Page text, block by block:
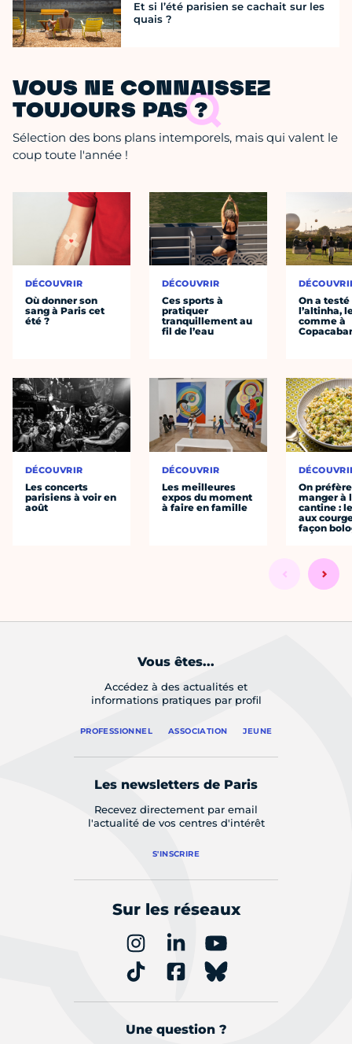
Et si l’été parisien se cachait sur les
quais ?
VOUS NE CONNAISSEZ
TOUJOURS PAS ?
Sélection des bons plans intemporels, mais qui valent le
coup toute l'année !
DÉCOUVRIR
Où donner son
sang à Paris cet
été ?
DÉCOUVRIR
Les concerts
parisiens à voir en
août
DÉCOUVRIR
Ces sports à
pratiquer
tranquillement au
fil de l’eau
DÉCOUVRIR
Les meilleures
expos du moment
à faire en famille
On a testé
l’altinha,
comme à
On préfère
manger à
cantine :
aux
façon
Vous êtes...
Accédez à des actualités et
informations pratiques par profil
PROFESSIONNEL ASSOCIATION JEUNE
Les newsletters de Paris
Recevez directement par email
l'actualité de vos centres d'intérêt
S'INSCRIRE
Sur les réseaux
Une question ?